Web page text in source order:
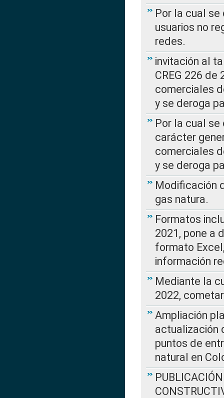
Por la cual
usuarios no
redes.
invitación al
CREG 226
comerciales
y se deroga
Por la cual
carácter
comerciales
y se deroga
Modificación
gas natura.
Formatos
2021, pone a
formato
información
Mediante la
2022,
Ampliación
actualización
puntos de
natural en